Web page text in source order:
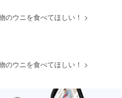
のウニを食べてほしい！ >
のウニを食べてほしい！ >